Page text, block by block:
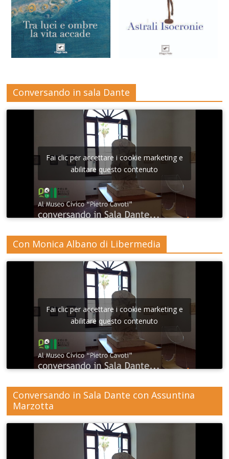
Conversando in sala Dante
Fai clic per accettare i cookie marketing e
abilitare questo contenuto
Con Monica Albano di Libermedia
Fai clic per accettare i cookie marketing e
abilitare questo contenuto
Conversando in Sala Dante con Assuntina
Marzotta